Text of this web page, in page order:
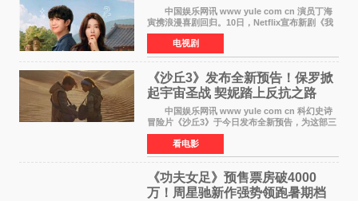
中国娱乐网讯 www yule com cn 演员丁海
寅携浪漫喜剧回归。10日，Netflix宣布新剧《我
的荒糖恋爱》将于下月7日上线。 《我的荒糖
恋爱》是一部浪漫喜剧，讲述患上失忆症的检察
官高恩彩与
电视剧
《沙丘3》发布全新预告！保罗掀
起宇宙圣战 契妮踏上反抗之路
中国娱乐网讯 www yule com cn 科幻史诗
冒险片《沙丘3》于今日发布全新预告，为这部三
部曲最终章揭开神秘面纱。预告中展现了17年过
去后，保罗·厄崔迪以穆阿迪布之名登基称帝，发
动了一场
看电影
《功夫女足》预售票房破4000
万！周星驰新作强势领跑暑期档